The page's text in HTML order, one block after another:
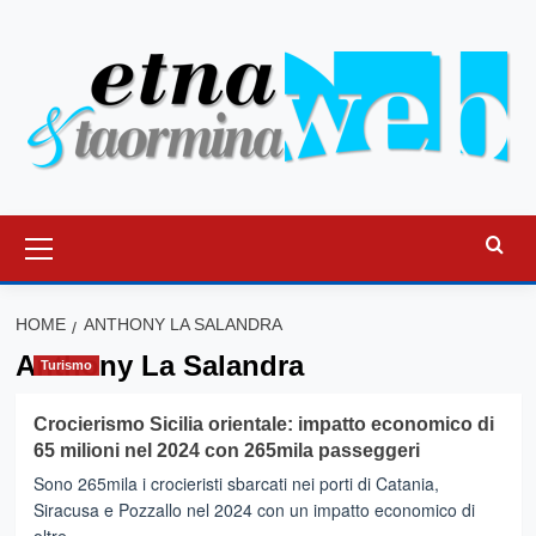
principale
HOME ANTHONY LA SALANDRA
Anthony La Salandra
Turismo
Crocierismo Sicilia orientale: impatto economico di
65 milioni nel 2024 con 265mila passeggeri
Sono 265mila i crocieristi sbarcati nei porti di Catania,
Siracusa e Pozzallo nel 2024 con un impatto economico di